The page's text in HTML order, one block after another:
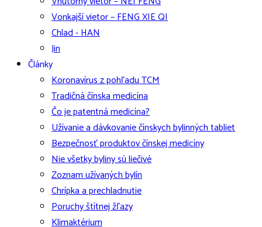
Vonkajší vietor – FENG XIE QI
Chlad - HAN
Jin
Články
Koronavírus z pohľadu TCM
Tradičná čínska medicína
Čo je patentná medicína?
Užívanie a dávkovanie čínskych bylinných tabliet
Bezpečnosť produktov čínskej medicíny
Nie všetky byliny sú liečivé
Zoznam užívaných bylín
Chrípka a prechladnutie
Poruchy štítnej žľazy
Klimaktérium